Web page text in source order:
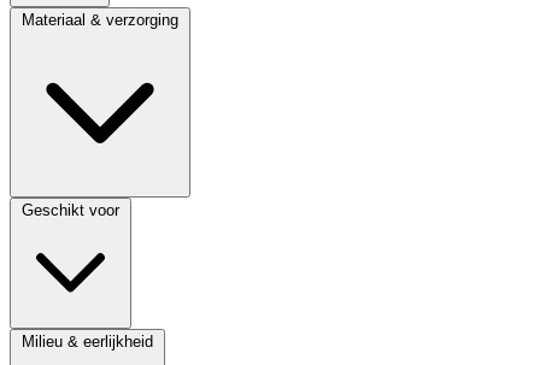
Materiaal & verzorging
Geschikt voor
Milieu & eerlijkheid